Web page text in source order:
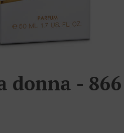
donna - 866